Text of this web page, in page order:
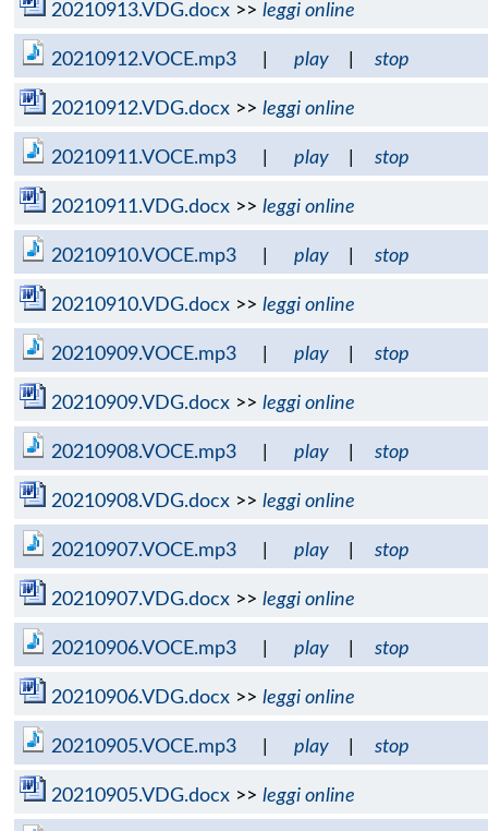
20210913.VDG.docx >> leggi online
20210912.VOCE.mp3 play stop
20210912.VDG.docx >> leggi online
20210911.VOCE.mp3 play stop
20210911.VDG.docx >> leggi online
20210910.VOCE.mp3 play stop
20210910.VDG.docx >> leggi online
20210909.VOCE.mp3 play stop
20210909.VDG.docx >> leggi online
20210908.VOCE.mp3 play stop
20210908.VDG.docx >> leggi online
20210907.VOCE.mp3 play stop
20210907.VDG.docx >> leggi online
20210906.VOCE.mp3 play stop
20210906.VDG.docx >> leggi online
20210905.VOCE.mp3 play stop
20210905.VDG.docx >> leggi online